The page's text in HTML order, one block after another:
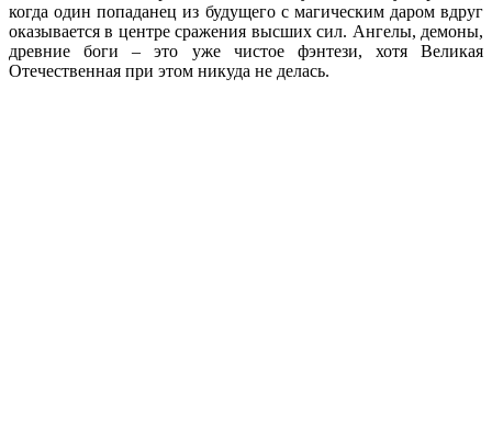
когда один попаданец из будущего с магическим даром вдруг
оказывается в центре сражения высших сил. Ангелы, демоны,
древние боги – это уже чистое фэнтези, хотя Великая
Отечественная при этом никуда не делась.